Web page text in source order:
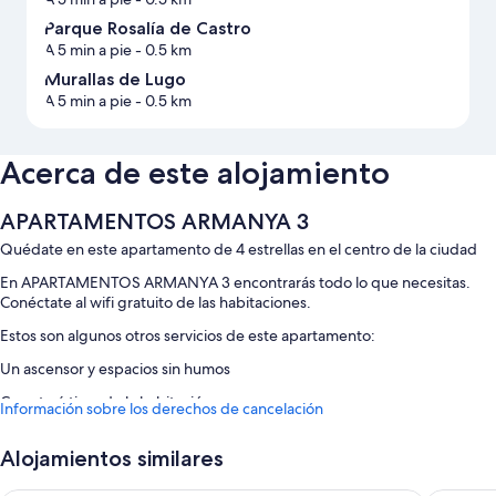
Parque Rosalía de Castro
A 5 min a pie- 0.5 km
Murallas de Lugo
A 5 min a pie- 0.5 km
Acerca de este alojamiento
APARTAMENTOS ARMANYA 3
Quédate en este apartamento de 4 estrellas en el centro de la ciudad
En APARTAMENTOS ARMANYA 3 encontrarás todo lo que necesitas.
Conéctate al wifi gratuito de las habitaciones.
Estos son algunos otros servicios de este apartamento:
Un ascensor y espacios sin humos
Características de la habitación
comodidades que incluyen sábanas de alta calidad y espacios para
trabajar con ordenador portátil, además de algunos detalles adicionales,
Información sobre los derechos de cancelación
Alojamientos similares